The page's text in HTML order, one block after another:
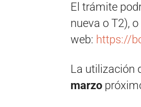
El trámite
nueva o T2),
web: https://
La utilización
marzo